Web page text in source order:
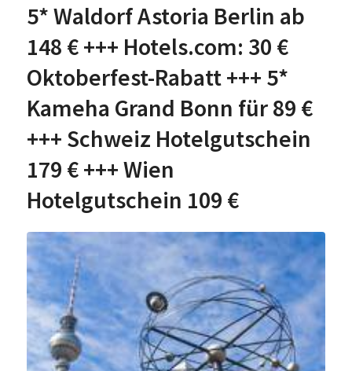
5* Waldorf Astoria Berlin ab
148 € +++ Hotels.com: 30 €
Oktoberfest-Rabatt +++ 5*
Kameha Grand Bonn für 89 €
+++ Schweiz Hotelgutschein
179 € +++ Wien
Hotelgutschein 109 €